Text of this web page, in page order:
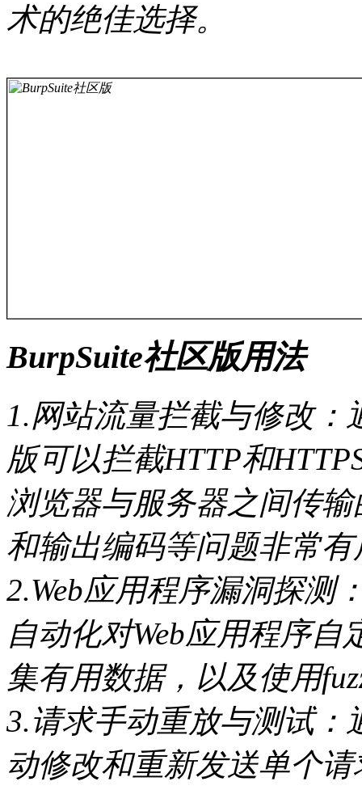
术的绝佳选择。
BurpSuite社区版用法
1.网站流量拦截与修改：
版可以拦截HTTP和
浏览器与服务器之间传
和输出编码等问题非常有
2.Web应用程序漏洞探测
自动化对Web应用程序
集有用数据，以及使用
3.请求手动重放与测试：
动修改和重新发送单个